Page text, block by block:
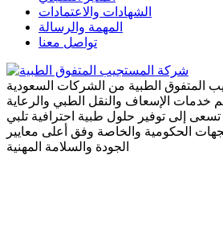
الشهادات والاعتمادات
المهمة والرسالة
تواصل معنا
المتفوق الطبية من الشركات السعودية
خدمات الإسعاف والنقل الطبي والرعاية
تسعى إلى توفير حلول طبية احترافية تلبي
الحكومية والخاصة وفق أعلى معايير
الجودة والسلامة المهنية